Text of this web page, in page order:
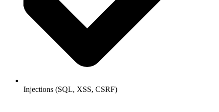
Injections (SQL, XSS, CSRF)